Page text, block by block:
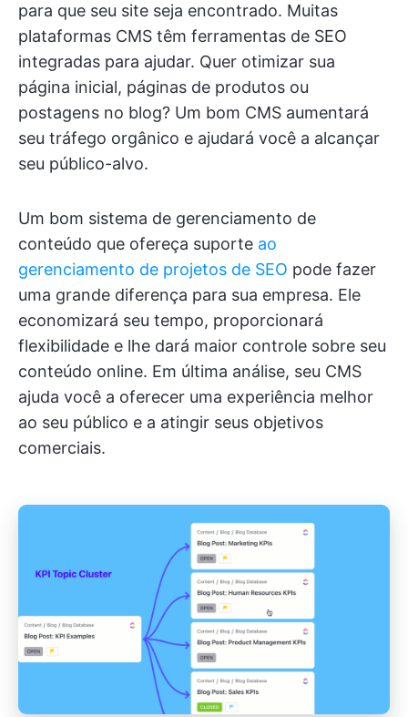
para que seu site seja encontrado. Muitas
plataformas CMS têm ferramentas de SEO
integradas para ajudar. Quer otimizar sua
página inicial, páginas de produtos ou
postagens no blog? Um bom CMS aumentará
seu tráfego orgânico e ajudará você a alcançar
seu público-alvo.
Um bom sistema de gerenciamento de
conteúdo que ofereça suporte ao
gerenciamento de projetos de SEO pode fazer
uma grande diferença para sua empresa. Ele
economizará seu tempo, proporcionará
flexibilidade e lhe dará maior controle sobre seu
conteúdo online. Em última análise, seu CMS
ajuda você a oferecer uma experiência melhor
ao seu público e a atingir seus objetivos
comerciais.